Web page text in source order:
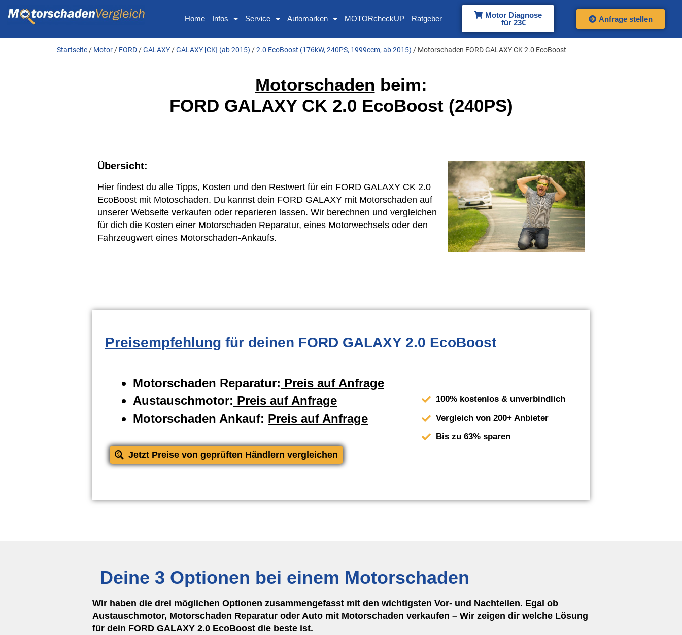
Home Infos Service Automarken MOTORcheckUP Ratgeber
Motor Diagnose
für 23€
Anfrage stellen
Startseite / Motor / FORD /GALAXY /GALAXY [CK] (ab 2015) /2.0 EcoBoost (176kW, 240PS, 1999ccm, ab 2015) / Motorschaden FORD GALAXY CK 2.0 EcoBoost
Motorschaden beim:
FORD GALAXY CK 2.0 EcoBoost (240PS)
Übersicht:
Hier findest du alle Tipps, Kosten und den Restwert für ein FORD GALAXY CK 2.0
EcoBoost mit Motoschaden. Du kannst dein FORD GALAXY mit Motorschaden auf
unserer Webseite verkaufen oder reparieren lassen. Wir berechnen und vergleichen
für dich die Kosten einer Motorschaden Reparatur, eines Motorwechsels oder den
Fahrzeugwert eines Motorschaden-Ankaufs.
Preisempfehlung für deinen FORD GALAXY 2.0 EcoBoost
Motorschaden Reparatur: Preis auf Anfrage
Austauschmotor: Preis auf Anfrage
Motorschaden Ankauf: Preis auf Anfrage
Jetzt Preise von geprüften Händlern vergleichen
100% kostenlos & unverbindlich
Vergleich von 200+ Anbieter
Bis zu 63% sparen
Deine 3 Optionen bei einem Motorschaden
Wir haben die drei möglichen Optionen zusammengefasst mit den wichtigsten Vor- und Nachteilen. Egal ob
Austauschmotor, Motorschaden Reparatur oder Auto mit Motorschaden verkaufen – Wir zeigen dir welche Lösung
für dein FORD GALAXY 2.0 EcoBoost die beste ist.